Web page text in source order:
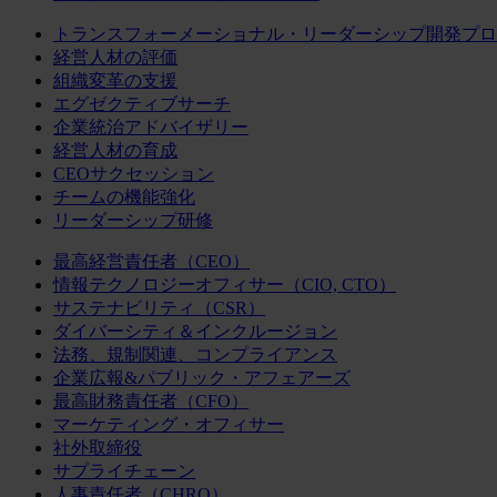
トランスフォーメーショナル・リーダーシップ開発プ
経営人材の評価
組織変革の支援
エグゼクティブサーチ
企業統治アドバイザリー
経営人材の育成
CEOサクセッション
チームの機能強化
リーダーシップ研修
最高経営責任者（CEO）
情報テクノロジーオフィサー（CIO, CTO）
サステナビリティ（CSR）
ダイバーシティ＆インクルージョン
法務、規制関連、コンプライアンス
企業広報&パブリック・アフェアーズ
最高財務責任者（CFO）
マーケティング・オフィサー
社外取締役
サプライチェーン